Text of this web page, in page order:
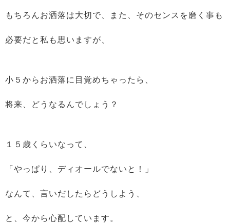
もちろんお洒落は大切で、また、そのセンスを磨く事も
必要だと私も思いますが、
小５からお洒落に目覚めちゃったら、
将来、どうなるんでしょう？
１５歳くらいなって、
「やっぱり、ディオールでないと！」
なんて、言いだしたらどうしよう、
と、今から心配しています。